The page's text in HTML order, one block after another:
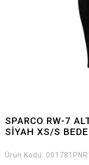
SPARCO RW-7
SİYAH XS/S
Ürün Kodu: